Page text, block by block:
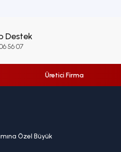
Destek
56 07
Üretici Firma
Özel Büyük